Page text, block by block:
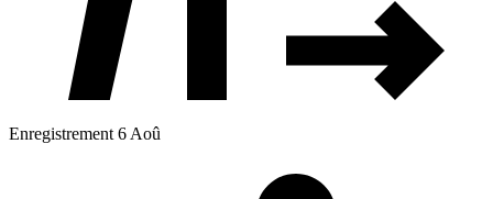
Enregistrement 6 Aoû